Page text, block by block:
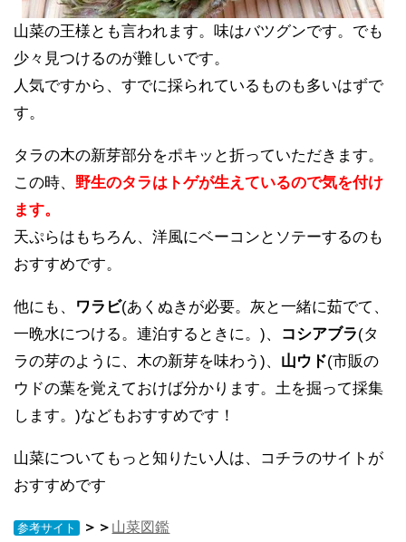
山菜の王様とも言われます。味はバツグンです。でも
少々見つけるのが難しいです。
人気ですから、すでに採られているものも多いはずで
す。
タラの木の新芽部分をポキッと折っていただきます。
この時、 野生のタラはトゲが生えているので気を付け
ます。
天ぷらはもちろん、洋風にベーコンとソテーするのも
おすすめです。
他にも、 ワラビ(あくぬきが必要。灰と一緒に茹でて、
一晩水につける。連泊するときに。)、
コシアブラ(タ
ラの芽のように、木の新芽を味わう)、 山ウド(市販の
ウドの葉を覚えておけば分かります。土を掘って採集
します。)などもおすすめです！
山菜についてもっと知りたい人は、コチラのサイトが
おすすめです
参考サイト ＞＞ 山菜図鑑